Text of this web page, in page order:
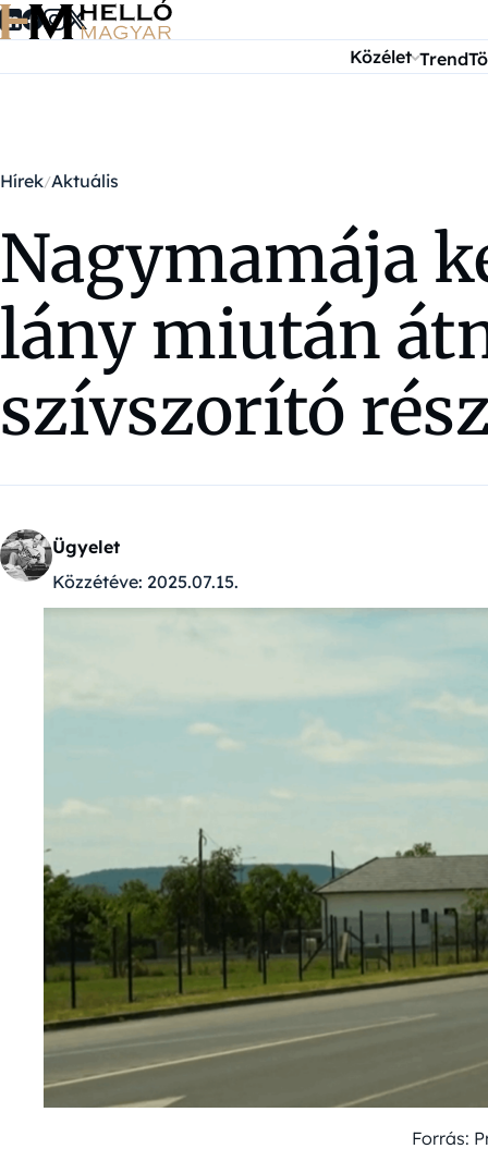
Ugrás a tartalomra
Közélet Trend
Hírek Aktuális
Nagymamája
lány miután
szívszorító
Ügyelet
Közzétéve: 2025.07.15.
Forrás: